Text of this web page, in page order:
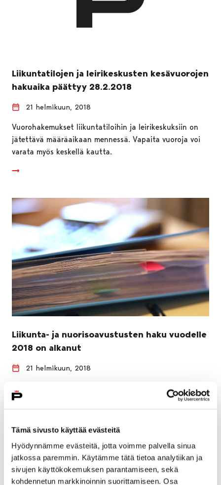
Tämä sivusto käyttää evästeitä
Hyödynnämme evästeitä, jotta voimme palvella sinua
jatkossa paremmin. Käytämme tätä tietoa analytiikan ja
sivujen käyttökokemuksen parantamiseen, sekä
kohdennetun markkinoinnin suorittamiseen. Osa
Liikuntatilojen ja leirikeskusten kesävuorojen
hakuaika päättyy 28.2.2018
21 helmikuun, 2018
Vuorohakemukset liikuntatiloihin ja leirikeskuksiin on
jätettävä määräaikaan mennessä. Vapaita vuoroja voi
varata myös keskellä kautta.
Liikunta- ja nuorisoavustusten haku vuodelle
2018 on alkanut
21 helmikuun, 2018
Sivistyslautakunta myöntää avustuksia liikuntaan ja
nuorisotyöhön.